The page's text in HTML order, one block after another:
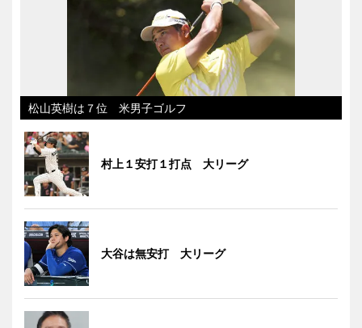
松山英樹は７位 米男子ゴルフ
村上１安打１打点 大リーグ
大谷は無安打 大リーグ